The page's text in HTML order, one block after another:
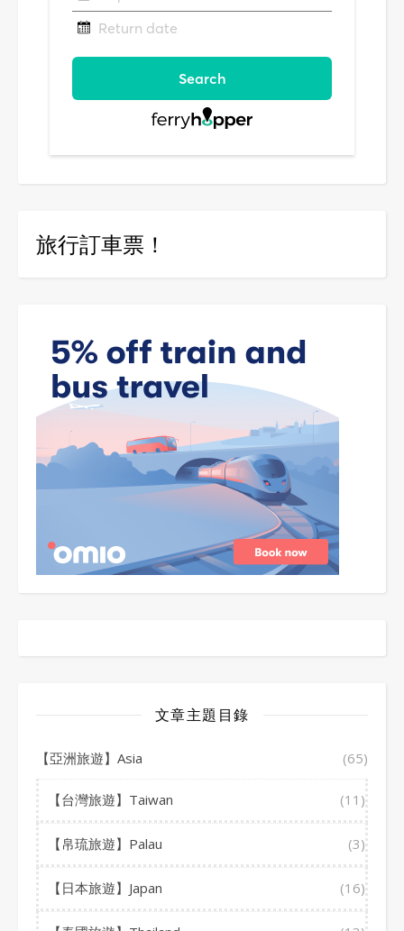
旅行訂車票！
文章主題目錄
【亞洲旅遊】Asia (65)
【台灣旅遊】Taiwan (11)
【帛琉旅遊】Palau (3)
【日本旅遊】Japan (16)